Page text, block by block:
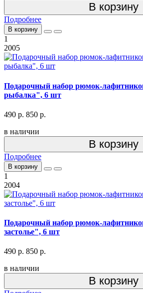
В корзину
Подробнее
В корзину
1
2005
Подарочный набор рюмок-
рыбалка", 6 шт
490 р. 850 р.
в наличии
В корзину
Подробнее
В корзину
1
2004
Подарочный набор рюмок-
застолье", 6 шт
490 р. 850 р.
в наличии
В корзину